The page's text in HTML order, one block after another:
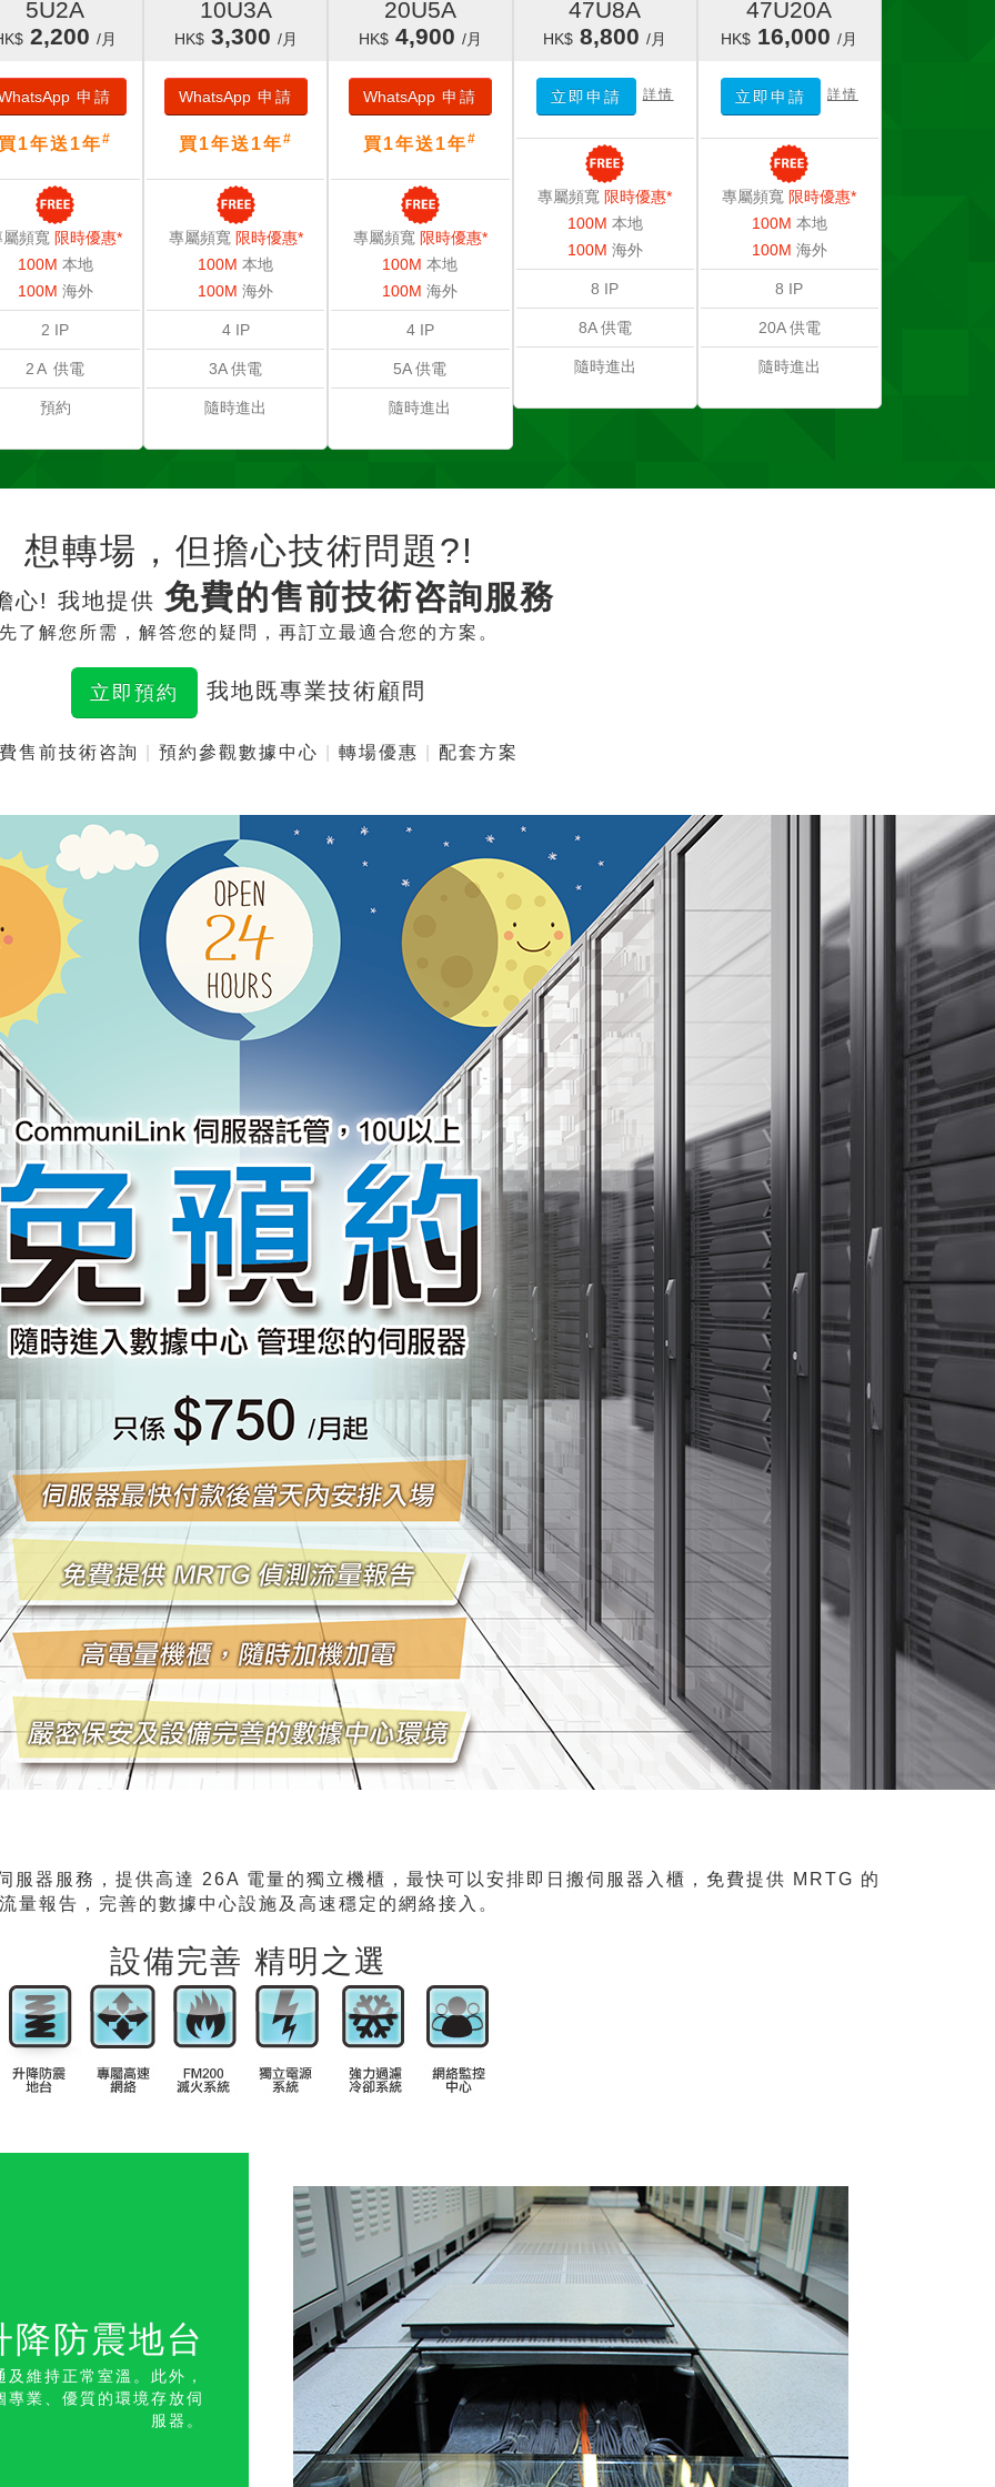
5U2A
2,200 /月
申請
1年送1年#
屬頻寬 限時優惠*
100M 本地
100M 海外
2 IP
2A 供電
預約
10U3A
HK$ 3,300 /月
WhatsApp申請
買1年送1年#
專屬頻寬 限時優惠*
100M 本地
100M 海外
4 IP
3A 供電
隨時進出
20U5A
HK$ 4,900 /月
WhatsApp申請
買1年送1年#
專屬頻寬 限時優惠*
100M 本地
100M 海外
4 IP
5A 供電
隨時進出
47U8A
HK$ 8,800 /月
立即申請 詳情
專屬頻寬 限時優惠*
100M 本地
100M 海外
8 IP
8A 供電
隨時進出
47U20A
HK$ 16,000 /月
立即申請 詳情
專屬頻寬 限時優惠*
100M 本地
100M 海外
8 IP
20A 供電
隨時進出
想轉場，但擔心技術問題?!
心! 我地提供 免費的售前技術咨詢服務
先了解您所需，解答您的疑問，再訂立最適合您的方案。
立即預約 我地既專業技術顧問
售前技術咨詢 預約參觀數據中心 轉場優惠 配套方案
服器服務，提供高達 26A 電量的獨立機櫃，最快可以安排即日搬伺服器入櫃，免費提供 MRTG 的
流量報告，完善的數據中心設施及高速穩定的網絡接入。
設備完善 精明之選
降防震地台
維持正常室溫。此外，
業、優質的環境存放伺
服器。